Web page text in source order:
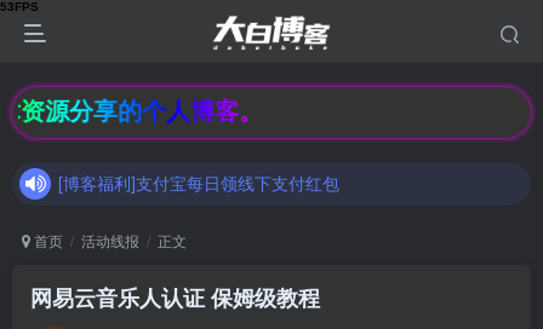
分享的个人博客。
[博客福利]支付宝每日领线下支付红包
加入大白博客官方交流群，和其他小伙伴们一起讨论交流吧（有隐藏羊毛福利哟）速速来吧
[博客福利]支付宝每日领线下支付红包
首页 活动线报 正文
网易云音乐人认证 保姆级教程